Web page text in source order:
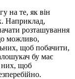
на те, як він
Наприклад,
розташування
можливо,
щоб побачити,
бу має
них, щоб